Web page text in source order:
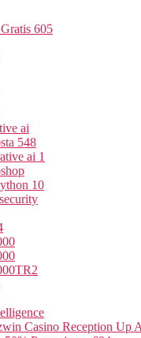
605
ai
548
ai 1
10
Casino Reception Up